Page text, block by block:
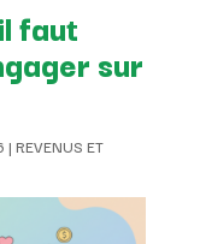
faut
sur
| REVENUS ET